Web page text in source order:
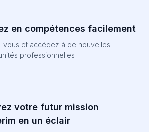
en compétences facilement
vous et accédez à de nouvelles
professionnelles
votre futur mission
en un éclair